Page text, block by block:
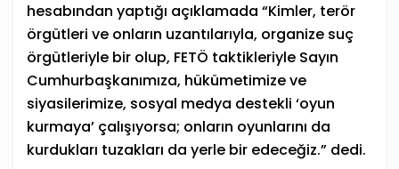
hesabından yaptığı açıklamada “Kimler, terör
örgütleri ve onların uzantılarıyla, organize suç
örgütleriyle bir olup, FETÖ taktikleriyle Sayın
Cumhurbaşkanımıza, hükümetimize ve
siyasilerimize, sosyal medya destekli ‘oyun
kurmaya’ çalışıyorsa; onların oyunlarını da
kurdukları tuzakları da yerle bir edeceğiz.” dedi.